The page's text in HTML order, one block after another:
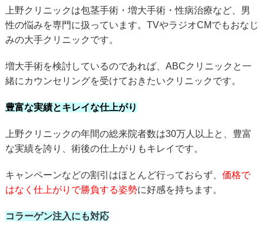
上野クリニックは包茎手術・増大手術・性病治療など、男
性の悩みを専門に扱っています。TVやラジオCMでもおなじ
みの大手クリニックです。
増大手術を検討しているのであれば、ABCクリニックと一
緒にカウンセリングを受けておきたいクリニックです。
豊富な実績とキレイな仕上がり
上野クリニックの年間の総来院者数は30万人以上と、豊富
な実績を誇り、術後の仕上がりもキレイです。
キャンペーンなどの割引はほとんど行っておらず、 価格で
はなく仕上がりで勝負する姿勢に好感を持ちます。
コラーゲン注入にも対応